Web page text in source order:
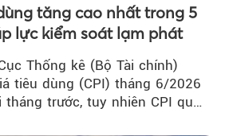
tăng cao nhất trong 5
lực kiểm soát lạm phát
Thống kê (Bộ Tài chính)
tiêu dùng (CPI) tháng 6/2026
tháng trước, tuy nhiên CPI quý